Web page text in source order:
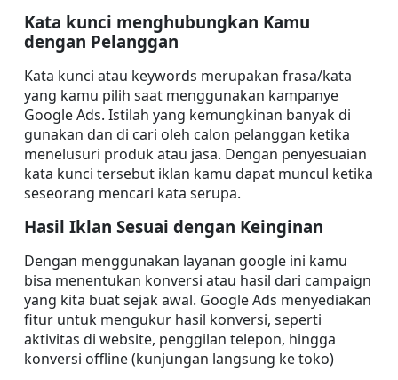
Kata kunci menghubungkan Kamu
dengan Pelanggan
Kata kunci atau keywords merupakan frasa/kata
yang kamu pilih saat menggunakan kampanye
Google Ads. Istilah yang kemungkinan banyak di
gunakan dan di cari oleh calon pelanggan ketika
menelusuri produk atau jasa. Dengan penyesuaian
kata kunci tersebut iklan kamu dapat muncul ketika
seseorang mencari kata serupa.
Hasil Iklan Sesuai dengan Keinginan
Dengan menggunakan layanan google ini kamu
bisa menentukan konversi atau hasil dari campaign
yang kita buat sejak awal. Google Ads menyediakan
fitur untuk mengukur hasil konversi, seperti
aktivitas di website, penggilan telepon, hingga
konversi offline (kunjungan langsung ke toko)